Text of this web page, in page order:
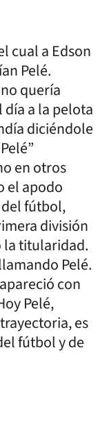
cual a Edson
Pelé.
quería
a la pelota
diciéndole
en otros
el apodo
fútbol,
división
la titularidad.
Pelé.
con
Pelé,
es
fútbol y de